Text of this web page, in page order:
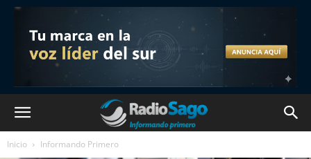
Inicio Informando Primero